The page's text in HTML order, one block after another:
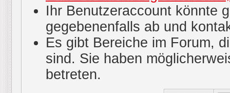
Ihr Benutzeraccount könnte
gegebenenfalls ab und
Es gibt Bereiche im Forum,
sind. Sie haben
betreten.